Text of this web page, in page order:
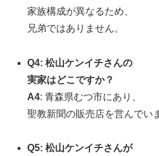
家族構成が異なるため、
兄弟ではありません。
Q4: 松山ケンイチさんの
実家はどこですか？
A4: 青森県むつ市にあり、
聖教新聞の販売店を営んでい
Q5: 松山ケンイチさんが